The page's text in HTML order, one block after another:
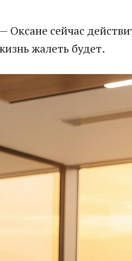
сейчас
жалеть будет.